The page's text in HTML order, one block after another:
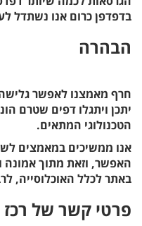
בדפדפן כרום אנו נשתדל
הבהרה
חרף מאמצנו לאפשר
יתכן ויתגלו דפים שטרם
הטכנולוגי המתאים.
אנו ממשיכים במאמצים
האפשר, וזאת מתוך אמונה
באתר לכלל האוכלוסייה,
פרטי קשר של רכז